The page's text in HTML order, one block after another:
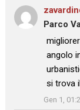
Parco
: “
angolo
si trova
”
Gen 1,